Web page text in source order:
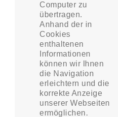
Computer zu
übertragen.
Anhand der in
Cookies
enthaltenen
Informationen
können wir Ihnen
die Navigation
erleichtern und die
korrekte Anzeige
unserer Webseiten
ermöglichen.